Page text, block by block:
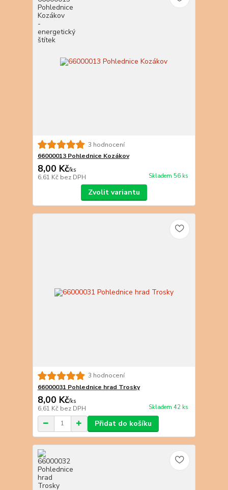
3 hodnocení
66000013 Pohlednice Kozákov
8,00 Kč/ks
6,61 Kč bez DPH Skladem 56 ks
Zvolit variantu
3 hodnocení
66000031 Pohlednice hrad Trosky
8,00 Kč/ks
6,61 Kč bez DPH Skladem 42 ks
Přidat do košíku